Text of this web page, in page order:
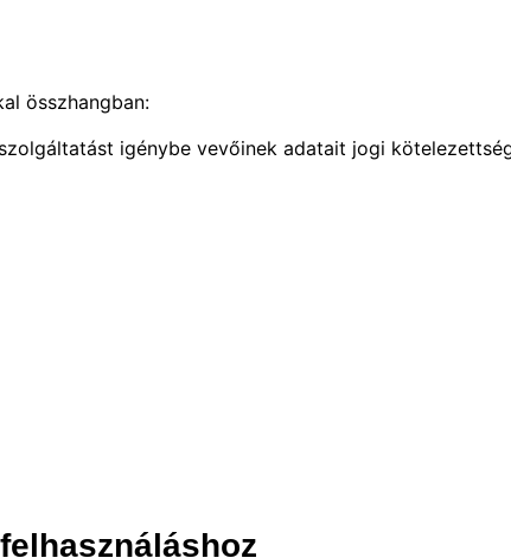
összhangban:
igénybe vevőinek adatait jogi